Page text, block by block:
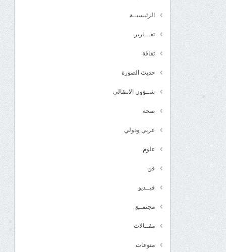
الرئيسيــة
تقـــارير
ثقافة
حديث الصورة
شــؤون الانتقالي
صحة
عربي ودولي
علوم
فن
فيــديو
مجتمــع
مقــالات
منوعات